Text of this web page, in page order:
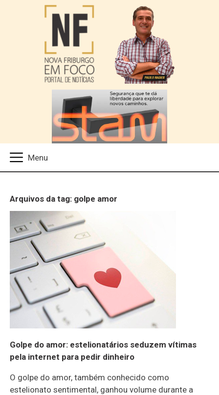
Arquivos da tag: golpe amor
Golpe do amor: estelionatários seduzem vítimas
pela internet para pedir dinheiro
O golpe do amor, também conhecido como
estelionato sentimental, ganhou volume durante a